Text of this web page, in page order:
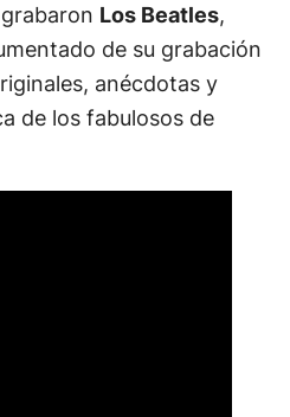
Los Beatles,
de su grabación
anécdotas y
de los fabulosos de